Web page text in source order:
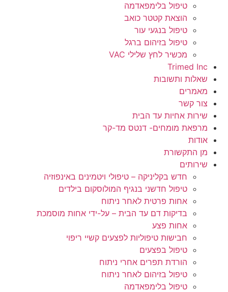
טיפול בלימפאדמה
הוצאת קטטר כואב
טיפול בנגעי עור
טיפול בזיהום ברגל
מכשיר לחץ שלילי VAC
Trimed Inc
שאלות ותשובות
מאמרים
צור קשר
שירות אחיות עד הבית
מרפאת מומחים- דנטס מד-קר
אודות
מן התקשורת
שירותים
חדש בקליניקה – טיפולי ויטמינים באינפוזיה
טיפול חדשני בנגיף המולוסקום בילדים
אחות פרטית לאחר ניתוח
בדיקות דם עד הבית – על-ידי אחות מוסמכת
אחות פצע
חבישות טיפוליות לפצעים קשיי ריפוי
טיפול בפצעים
הורדת תפרים אחרי ניתוח
טיפול בזיהום לאחר ניתוח
טיפול בלימפאדמה